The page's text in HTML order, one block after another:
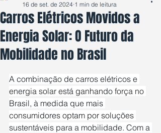
Carros Elétricos Movidos a
Energia Solar: O Futuro da
Mobilidade no Brasil
16 de set. de 2024 1 min de leitura
A combinação de carros elétricos e
energia solar está ganhando força no
Brasil, à medida que mais
consumidores optam por soluções
sustentáveis para a mobilidade. Com a